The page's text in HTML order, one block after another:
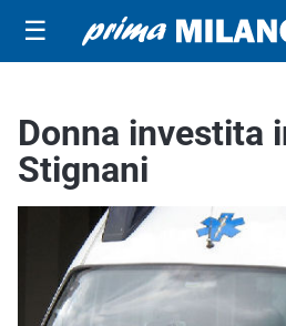
☰
Donna investita
Stignani